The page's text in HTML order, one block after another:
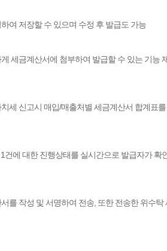
여 저장할 수 있으며 수정 후 발급도 가능
세금계산서에 첨부하여 발급할 수 있는 기능
세 신고시 매입/매출처별 세금계산서 합계표
에 대한 진행상태를 실시간으로 발급자가
를 작성 및 서명하여 전송, 또한 전송한 위수